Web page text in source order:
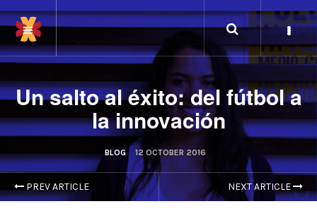
Un salto al éxito: del fútbol a
la innovación
BLOG 12 OCTOBER 2016
PREV ARTICLE NEXT ARTICLE